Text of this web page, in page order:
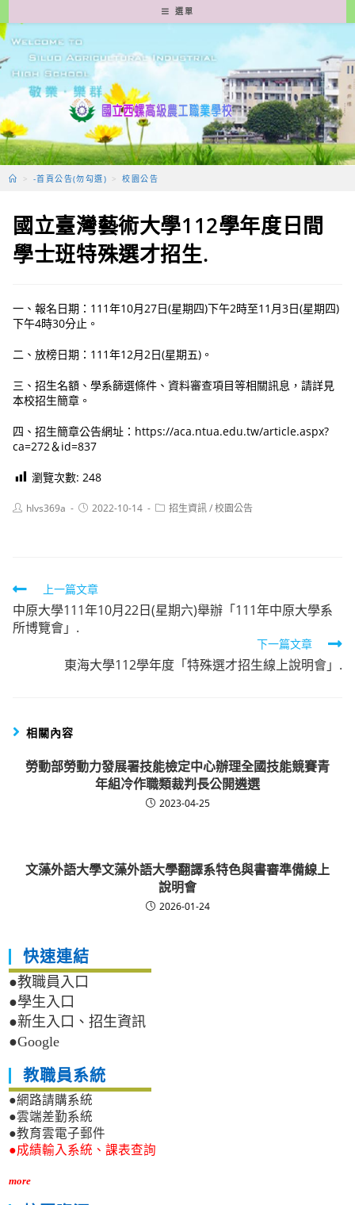
轉
至
要
容
選單
> -首頁公告(勿勾選) > 校園公告
國立臺灣藝術大學112學年度日間
學士班特殊選才招生.
一、報名日期：111年10月27日(星期四)下午2時至11月3日(星期四)
下午4時30分止。
二、放榜日期：111年12月2日(星期五)。
三、招生名額、學系篩選條件、資料審查項目等相關訊息，請詳見
本校招生簡章。
四、招生簡章公告網址：https://aca.ntua.edu.tw/article.aspx?
ca=272＆id=837
瀏覽次數: 248
Posthlvs369a
Post2022-10-14
Post招生資訊/校園公告
Read
more
articles
上一篇文章
中原大學111年10月22日(星期六)舉辦「111年中原大學系
所博覽會」.
下一篇文章
東海大學112學年度「特殊選才招生線上說明會」.
相關內容
勞動部勞動力發展署技能檢定中心辦理全國技能競賽青
年組冷作職類裁判長公開遴選
2023-04-25
文藻外語大學文藻外語大學翻譯系特色與書審準備線上
說明會
2026-01-24
快速連結
●教職員入口
●學生入口
●新生入口、招生資訊
●Google
教職員系統
●網路請購系統
●雲端差勤系統
●教育雲電子郵件
●成績輸入系統、課表查詢
more